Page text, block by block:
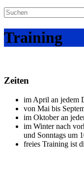
Training
Zeiten
im April an jedem
von Mai bis
im Oktober an
im Winter nach
und Sonntags um
freies Training ist